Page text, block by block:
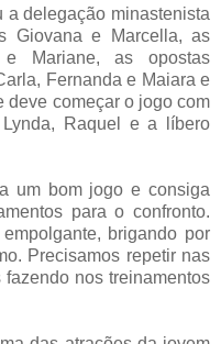
a delegação minastenista
Giovana e Marcella, as
e Mariane, as opostas
Fernanda e Maiara e
começar o jogo com
Raquel e a líbero
um bom jogo e consiga
para o confronto.
brigando por
Precisamos repetir nas
nos treinamentos